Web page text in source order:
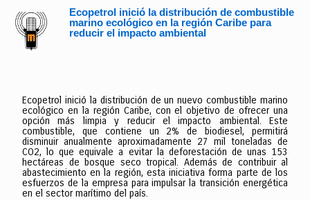
Ecopetrol inició la distribución de combustible
marino ecológico en la región Caribe para
reducir el impacto ambiental
Ecopetrol inició la distribución de un nuevo combustible marino
ecológico en la región Caribe, con el objetivo de ofrecer una
opción más limpia y reducir el impacto ambiental. Este
combustible, que contiene un 2% de biodiesel, permitirá
disminuir anualmente aproximadamente 27 mil toneladas de
CO2, lo que equivale a evitar la deforestación de unas 153
hectáreas de bosque seco tropical. Además de contribuir al
abastecimiento en la región, esta iniciativa forma parte de los
esfuerzos de la empresa para impulsar la transición energética
en el sector marítimo del país.